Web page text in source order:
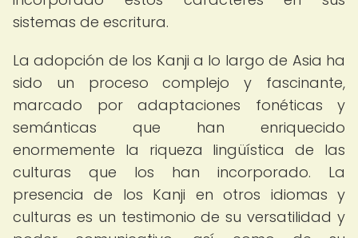
sistemas de escritura.
La adopción de los Kanji a lo largo de Asia ha
sido un proceso complejo y fascinante,
marcado por adaptaciones fonéticas y
semánticas que han enriquecido
enormemente la riqueza lingüística de las
culturas que los han incorporado. La
presencia de los Kanji en otros idiomas y
culturas es un testimonio de su versatilidad y